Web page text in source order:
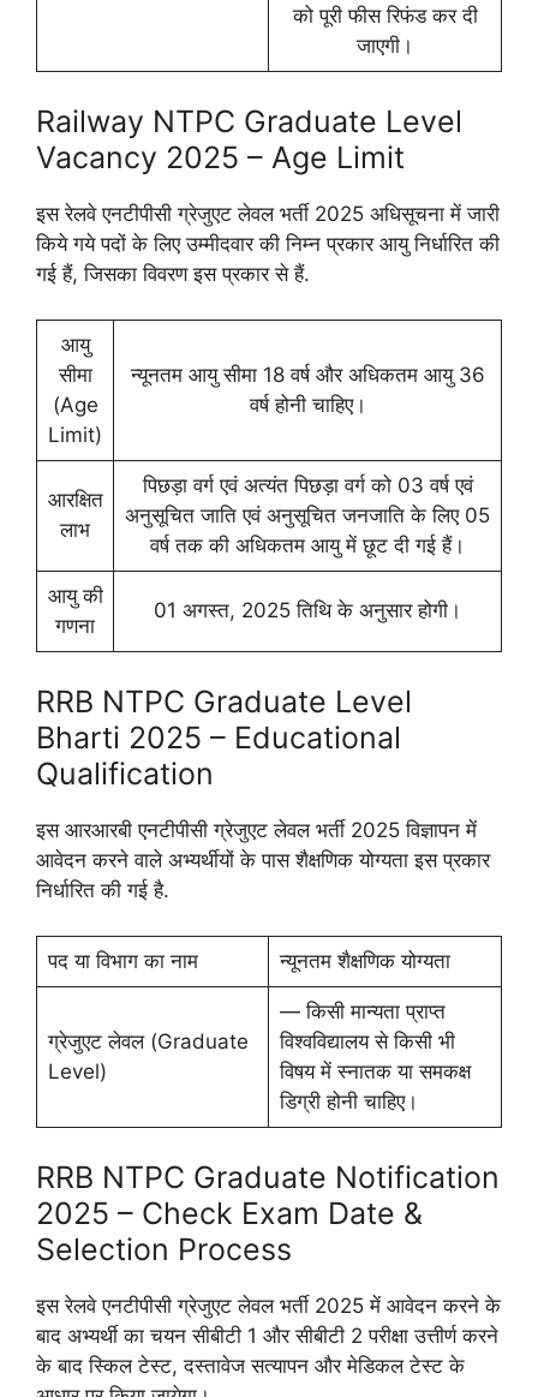
को पूरी फीस रिफंड कर दी
जाएगी।
Railway NTPC Graduate Level
Vacancy 2025 – Age Limit
इस रेलवे एनटीपीसी ग्रेजुएट लेवल भर्ती 2025 अधिसूचना में जारी
किये गये पदों के लिए उम्मीदवार की निम्न प्रकार आयु निर्धारित की
गई हैं, जिसका विवरण इस प्रकार से हैं.
आयु
सीमा
(Age
Limit)
न्यूनतम आयु सीमा 18 वर्ष और अधिकतम आयु 36
वर्ष होनी चाहिए।
आरक्षित
लाभ
पिछड़ा वर्ग एवं अत्यंत पिछड़ा वर्ग को 03 वर्ष एवं
अनुसूचित जाति एवं अनुसूचित जनजाति के लिए 05
वर्ष तक की अधिकतम आयु में छूट दी गई हैं।
आयु की
गणना
01 अगस्त, 2025 तिथि के अनुसार होगी।
RRB NTPC Graduate Level
Bharti 2025 – Educational
Qualification
इस आरआरबी एनटीपीसी ग्रेजुएट लेवल भर्ती 2025 विज्ञापन में
आवेदन करने वाले अभ्यर्थीयों के पास शैक्षणिक योग्यता इस प्रकार
निर्धारित की गई है.
पद या विभाग का नाम न्यूनतम शैक्षणिक योग्यता
ग्रेजुएट लेवल (Graduate
Level)
— किसी मान्यता प्राप्त
विश्वविद्यालय से किसी भी
विषय में स्नातक या समकक्ष
डिग्री होनी चाहिए।
RRB NTPC Graduate Notification
2025 – Check Exam Date &
Selection Process
इस रेलवे एनटीपीसी ग्रेजुएट लेवल भर्ती 2025 में आवेदन करने के
बाद अभ्यर्थी का चयन सीबीटी 1 और सीबीटी 2 परीक्षा उत्तीर्ण करने
के बाद स्किल टेस्ट, दस्तावेज सत्यापन और मेडिकल टेस्ट के